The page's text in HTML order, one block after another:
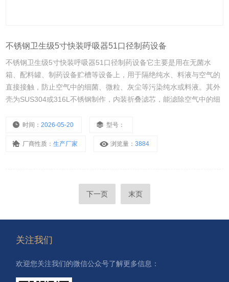
不锈钢卫生级5寸快装呼吸器51口径制药设备
不锈钢卫生级5寸快装呼吸器51口径制药设备它主要是用在无菌水
箱、配料罐、制药设备贮槽等设备上，用于隔绝纯水、料液与空气的
直接接触，防止空气中的细菌、微粒、灰尘等污染纯水或料液。其外
壳为SUS304或316L不锈钢制作，内装折叠滤芯，能滤除空气中的细
饮料，制药，化妆品、化学工业的辅助服务中，呼吸器有着广泛的应
时间：2026-05-20 型号：
厂商性质：生产厂家 浏览量：3884
下一页 末页
关注我们
欢迎您关注我们的微信公众号了解更多信息：